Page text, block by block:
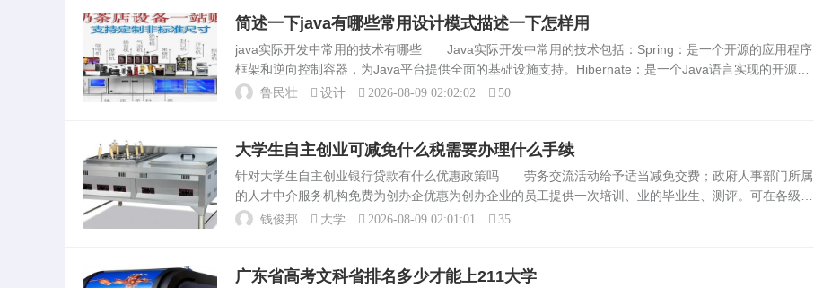
学前教育主要教授学前教育的理论知
识、幼儿教育的训练等内容。学前教
育专业的毕业生可以在幼儿园、幼托
机构等找到对口...
旋转加入一层鲜奶油，再切成细丁
的...
简述一下java有哪些常用设计模式描述一下怎样用
java实际开发中常用的技术有哪些 Java实际开发中常用的技术包括：Spring：是一个开源的应用程序
框架和逆向控制容器，为Java平台提供全面的基础设施支持。Hibernate：是一个Java语言实现的开源OR
M对象关系映射框架，它对JDBC进行了非常轻量级的对象封装。Struts：是一个基于...
鲁民壮 设计 2026-08-09 02:02:02 50
大学生自主创业可减免什么税需要办理什么手续
针对大学生自主创业银行贷款有什么优惠政策吗 劳务交流活动给予适当减免交费；政府人事部门所属
的人才中介服务机构免费为创办企优惠为创办企业的员工提供一次培训、业的毕业生、测评。可在各级社
会保险经办机构设立的个人缴费窗口办理社会保险参保手续。以上就是针对大学生自主创业银行贷款的主
钱俊邦 大学 2026-08-09 02:01:01 35
广东省高考文科省排名多少才能上211大学